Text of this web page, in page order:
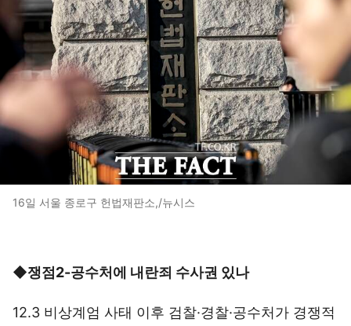
16일 서울 종로구 헌법재판소,/뉴시스
◆쟁점2-공수처에 내란죄 수사권 있나
12.3 비상계엄 사태 이후 검찰·경찰·공수처가 경쟁적